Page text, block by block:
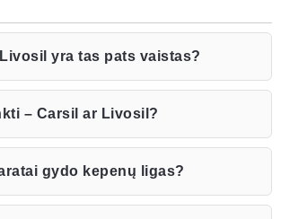
yra tas pats vaistas?
– Carsil ar Livosil?
gydo kepenų ligas?